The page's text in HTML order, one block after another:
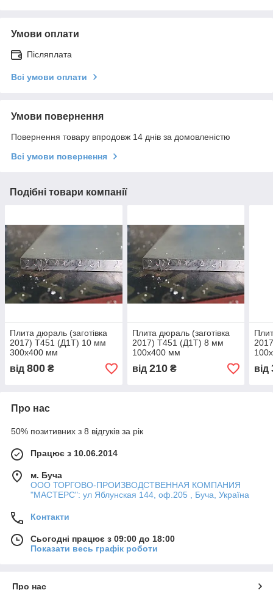
Умови оплати
Післяплата
Всі умови оплати
Умови повернення
Повернення товару впродовж 14 днів за домовленістю
Всі умови повернення
Подібні товари компанії
Плита дюраль (заготівка
2017) T451 (Д1Т) 10 мм
300х400 мм
від 800 ₴
Плита дюраль (заготівка
2017) T451 (Д1Т) 8 мм
100х400 мм
від 210₴ від
Про нас
50% позитивних з 8 відгуків за рік
Працює з 10.06.2014
м. Буча
ООО ТОРГОВО-ПРОИЗВОДСТВЕННАЯ КОМПАНИЯ
"МАСТЕРС": ул Яблунская 144, оф.205 , Буча, Україна
Контакти
Сьогодні працює з 09:00 до 18:00
Показати весь графік роботи
Про нас